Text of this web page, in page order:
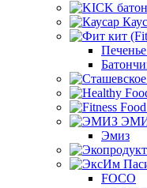
Эмиз
FOCO